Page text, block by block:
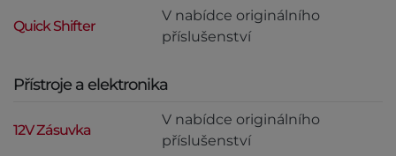
Quick Shifter
V nabídce originálního
příslušenství
Přístroje a elektronika
12V Zásuvka
V nabídce originálního
příslušenství